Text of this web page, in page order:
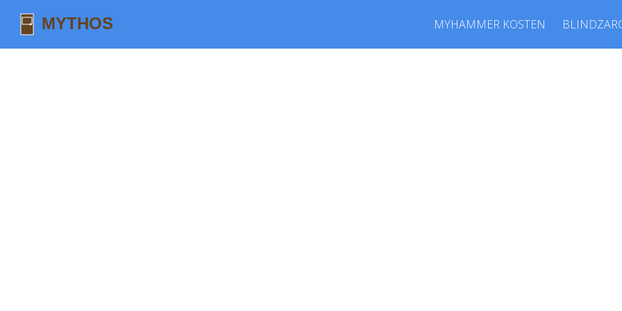
MYHAMMER KOSTEN